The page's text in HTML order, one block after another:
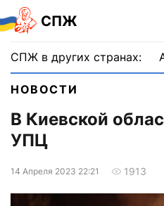
СПЖ
СПЖ в других странах:
НОВОСТИ
В Киевской
УПЦ
14 Апреля 2023 22:21 1913